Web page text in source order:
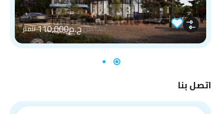
يبدأ منج.م110,000 للمتر
اتصل بنا